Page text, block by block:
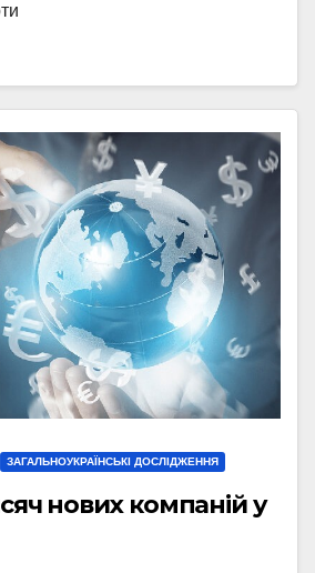
ЗАГАЛЬНОУКРАЇНСЬКІ ДОСЛІДЖЕННЯ
нових компаній у